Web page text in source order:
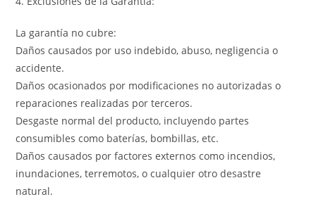
La garantía no cubre:
Daños causados por uso indebido, abuso, negligencia o
accidente.
Daños ocasionados por modificaciones no autorizadas o
reparaciones realizadas por terceros.
Desgaste normal del producto, incluyendo partes
consumibles como baterías, bombillas, etc.
Daños causados por factores externos como incendios,
inundaciones, terremotos, o cualquier otro desastre
natural.